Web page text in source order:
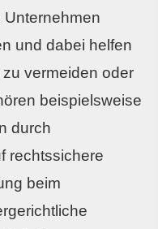
und dabei helfen
vermeiden oder
beispielsweise
durch
rechtssichere
beim